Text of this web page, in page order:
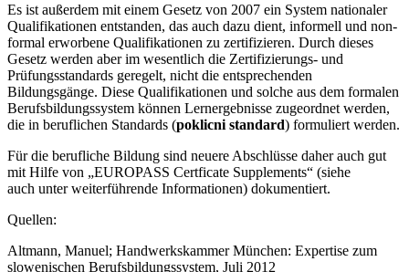
Es ist außerdem mit einem Gesetz von 2007 ein System nationaler
Qualifikationen entstanden, das auch dazu dient, informell und non-
formal erworbene Qualifikationen zu zertifizieren. Durch dieses
Gesetz werden aber im wesentlich die Zertifizierungs- und
Prüfungsstandards geregelt, nicht die entsprechenden
Bildungsgänge. Diese Qualifikationen und solche aus dem formalen
Berufsbildungssystem können Lernergebnisse zugeordnet werden,
die in beruflichen Standards (poklicni standard) formuliert werden.
Für die berufliche Bildung sind neuere Abschlüsse daher auch gut
mit Hilfe von „EUROPASS Certficate Supplements“ (siehe
auch unter weiterführende Informationen) dokumentiert.
Quellen:
Altmann, Manuel; Handwerkskammer München: Expertise zum
slowenischen Berufsbildungssystem, Juli 2012